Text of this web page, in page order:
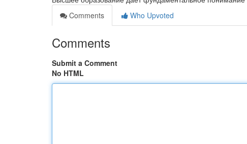
Comments
Who Upvoted
Comments
Submit a Comment
No HTML